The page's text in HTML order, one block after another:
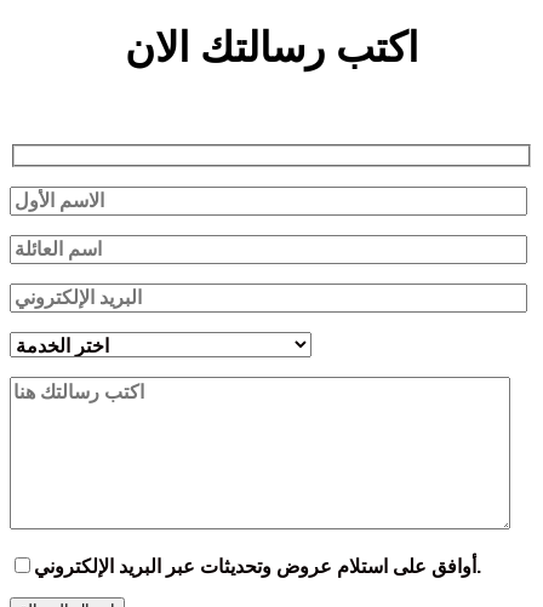
اكتب رسالتك الان
أوافق على استلام عروض وتحديثات عبر البريد الإلكتروني.